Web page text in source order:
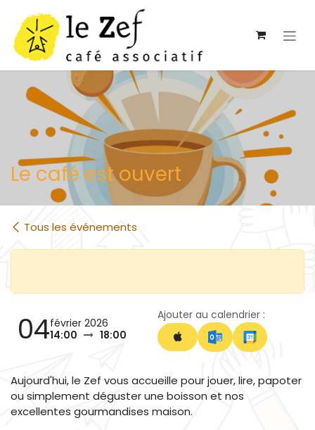
Le café est ouvert
Tous les événements
04février 2026
14:00
18:00
Ajouter au calendrier :
Aujourd'hui, le Zef vous accueille pour jouer, lire, papoter
ou simplement déguster une boisson et nos
excellentes gourmandises maison.